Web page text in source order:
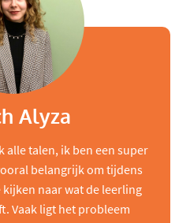
Alyza
alle talen, ik ben een super
belangrijk om tijdens
naar wat de leerling
Vaak ligt het probleem